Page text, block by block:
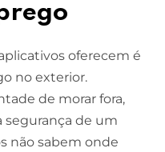
oferecem é
no exterior.
de morar fora,
segurança de um
não sabem onde